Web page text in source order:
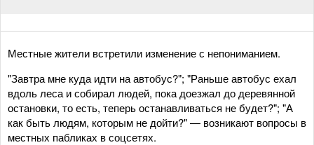
Местные жители встретили изменение с непониманием.
"Завтра мне куда идти на автобус?"; "Раньше автобус ехал
вдоль леса и собирал людей, пока доезжал до деревянной
остановки, то есть, теперь останавливаться не будет?"; "А
как быть людям, которым не дойти?" — возникают вопросы в
местных пабликах в соцсетях.